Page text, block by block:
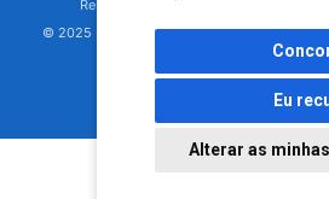
Eu
Alterar as
Responsável Técnico: Dr. Luiz Antonio
© 2025 - Hospital Moinhos de Vento -